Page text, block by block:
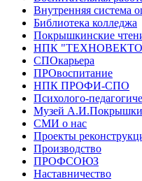
Внутренняя система
Библиотека колледжа
Покрышкинские
НПК
СПОкарьера
ПРОвоспитание
НПК ПРОФИ-СПО
Психолого-
Музей
СМИ о нас
Проекты
Производство
ПРОФСОЮЗ
Наставничество